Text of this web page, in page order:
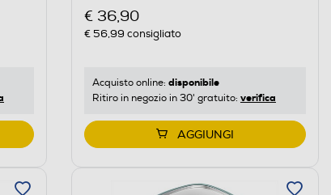
€ 36,90
€ 56,99 consigliato
Acquisto online: disponibile
Ritiro in negozio in 30' gratuito: verifica
AGGIUNGI